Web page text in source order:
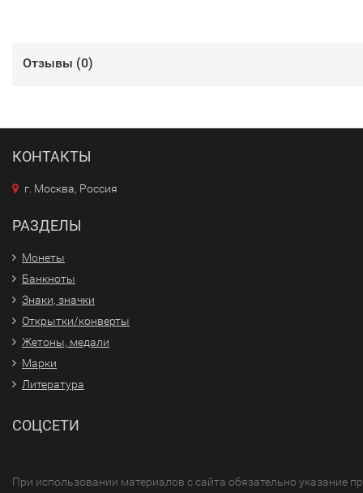
Отзывы (0)
КОНТАКТЫ
г. Москва, Россия
РАЗДЕЛЫ
Монеты
Банкноты
Знаки, значки
Открытки/конверты
Жетоны, медали
Марки
Литература
СОЦСЕТИ
При использовании материалов с сайта обязательно указание